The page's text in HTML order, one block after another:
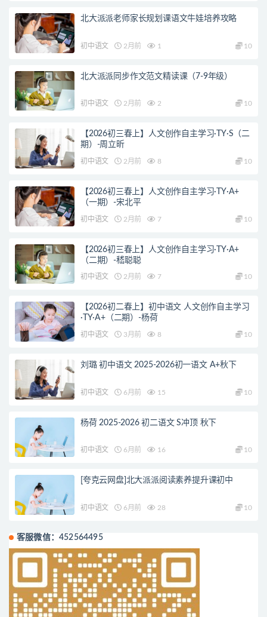
北大派派老师家长规划课语文牛娃培养攻略
初中语文 2月前 1 10
北大派派同步作文范文精读课（7-9年级）
初中语文 2月前 2 10
【2026初三春上】人文创作自主学习·TY·S（二
期）-周立昕
初中语文 2月前 8 10
【2026初三春上】人文创作自主学习·TY·A+
（一期）-宋北平
初中语文 2月前 7 10
【2026初三春上】人文创作自主学习·TY·A+
（二期）-嵇聪聪
初中语文 2月前 7 10
【2026初二春上】初中语文 人文创作自主学习
·TY·A+（二期）-杨荷
初中语文 3月前 8 10
刘璐 初中语文 2025-2026初一语文 A+秋下
初中语文 6月前 15 10
杨荷 2025-2026 初二语文 S冲顶 秋下
初中语文 6月前 16 10
[夸克云网盘]北大派派阅读素养提升课初中
初中语文 6月前 28 10
客服微信：452564495